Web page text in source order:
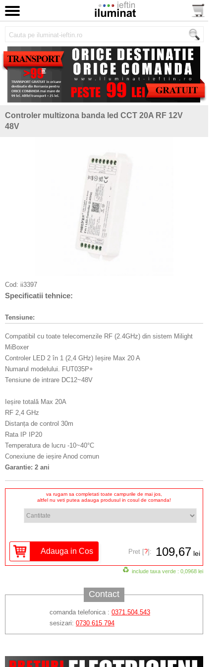
Controler multizona banda led CCT 20A RF 12V
48V
Cod: ii3397
Specificatii tehnice:
Tensiune:
Compatibil cu toate telecomenzile RF (2.4GHz) din sistem Milight
MiBoxer
Controler LED 2 în 1 (2,4 GHz) Ieșire Max 20 A
Numarul modelului. FUT035P+
Tensiune de intrare DC12~48V
Ieșire totală Max 20A
RF 2,4 GHz
Distanța de control 30m
Rata IP IP20
Temperatura de lucru -10~40°C
Conexiune de ieșire Anod comun
Garantie: 2 ani
va rugam sa completati toate campurile de mai jos,
altfel nu veti putea adauga produsul in cosul de comanda!
Pret [?]: 109,67 lei
include taxa verde : 0,0968 lei
Contact
comanda telefonica : 0371.504.543
sesizari: 0730 615 794